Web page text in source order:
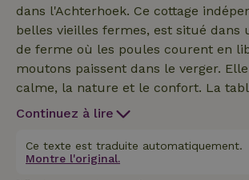
dans l'Achterhoek. Ce cottage
belles vieilles fermes, est situé dans
de ferme où les poules courent en
moutons paissent dans le verger.
calme, la nature et le confort. La
trouve juste devant les portes-
Tous les soirs, tu peux les entendre
Prends ton petit déjeuner au soleil
Continuez à lire
Ce texte est traduite automatiquement.
Montre l'original.